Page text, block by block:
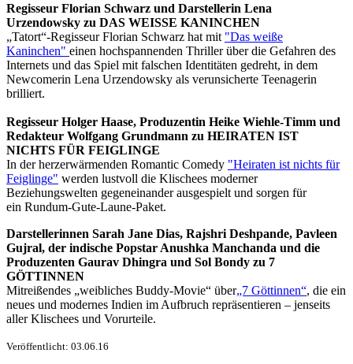
Regisseur Florian Schwarz und Darstellerin Lena
Urzendowsky zu DAS WEISSE KANINCHEN
„Tatort“-Regisseur Florian Schwarz hat mit "Das weiße
Kaninchen" einen hochspannenden Thriller über die Gefahren des
Internets und das Spiel mit falschen Identitäten gedreht, in dem
Newcomerin Lena Urzendowsky als verunsicherte Teenagerin
brilliert.
Regisseur Holger Haase, Produzentin Heike Wiehle-Timm und
Redakteur Wolfgang Grundmann zu HEIRATEN IST
NICHTS FÜR FEIGLINGE
In der herzerwärmenden Romantic Comedy "Heiraten ist nichts für
Feiglinge" werden lustvoll die Klischees moderner
Beziehungswelten gegeneinander ausgespielt und sorgen für
ein Rundum-Gute-Laune-Paket.
Darstellerinnen Sarah Jane Dias, Rajshri Deshpande, Pavleen
Gujral, der indische Popstar Anushka Manchanda und die
Produzenten Gaurav Dhingra und Sol Bondy zu 7
GÖTTINNEN
Mitreißendes „weibliches Buddy-Movie“ über„7 Göttinnen“, die ein
neues und modernes Indien im Aufbruch repräsentieren – jenseits
aller Klischees und Vorurteile.
Veröffentlicht: 03.06.16